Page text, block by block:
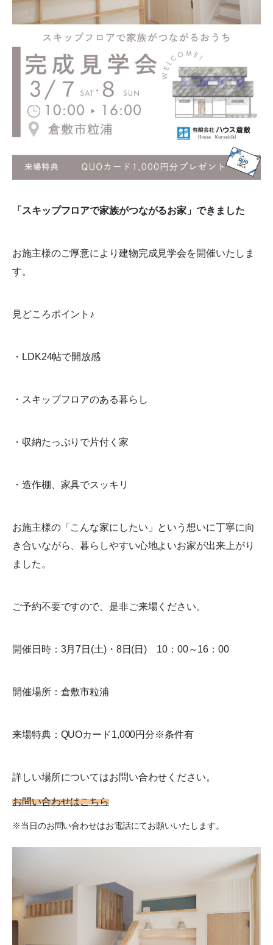
「スキップフロアで家族がつながるお家」できました
お施主様のご厚意により建物完成見学会を開催いたしま
す。
見どころポイント♪
・LDK24帖で開放感
・スキップフロアのある暮らし
・収納たっぷりで片付く家
・造作棚、家具でスッキリ
お施主様の「こんな家にしたい」という想いに丁寧に向
き合いながら、暮らしやすい心地よいお家が出来上がり
ました。
ご予約不要ですので、是非ご来場ください。
開催日時：3月7日(土)・8日(日) 10：00～16：00
開催場所：倉敷市粒浦
来場特典：QUOカード1,000円分※条件有
詳しい場所についてはお問い合わせください。
お問い合わせはこちら
※当日のお問い合わせはお電話にてお願いいたします。